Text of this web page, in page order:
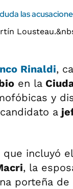
las
Rinaldi,
en la
y
a
incluyó
, la
porteña de